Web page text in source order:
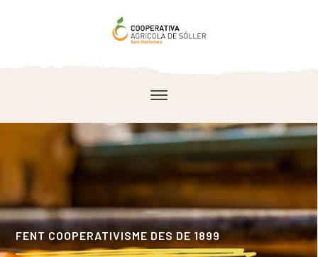
FENT COOPERATIVISME DES DE 1899